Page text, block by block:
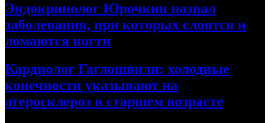
Эндокринолог Юрочкин назвал
заболевания, при которых слоятся и
ломаются ногти
Кардиолог Гаглошвили: холодные
конечности указывают на
атеросклероз в старшем возрасте